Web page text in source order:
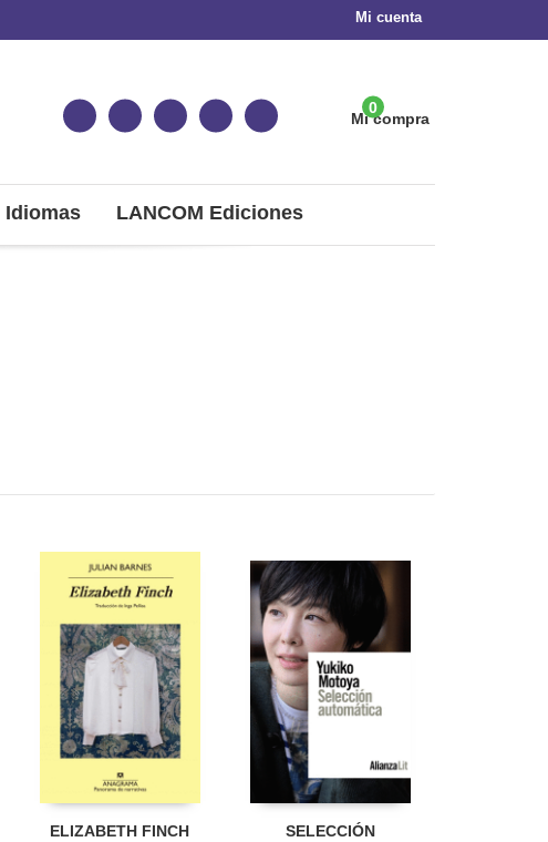
Mi cuenta
Mi compra
0
Idiomas LANCOM Ediciones
ELIZABETH FINCH
SELECCIÓN